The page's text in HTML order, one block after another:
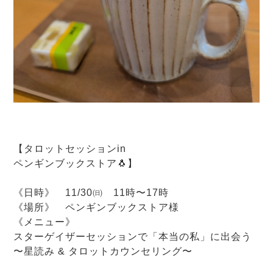
【タロットセッションin
ペンギンブックストア🐧】
《日時》 11/30㈰ 11時〜17時
《場所》 ペンギンブックストア様
《メニュー》
スターゲイザーセッションで「本当の私」に出会う​
〜星読み & タロットカウンセリング〜